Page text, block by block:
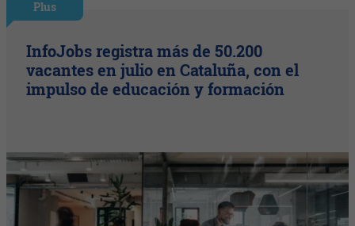
Plus
InfoJobs registra más de 50.200
vacantes en julio en Cataluña, con el
impulso de educación y formación